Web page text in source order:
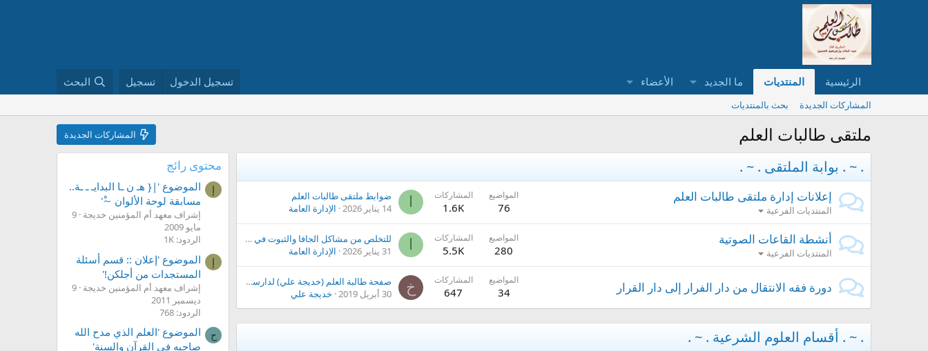
الرئيسية المنتديات ما الجديد الأعضاء تسجيل الدخول تسجيل البحث
المشاركات الجديدة بحث بالمنتديات
ملتقى طالبات العلم المشاركات الجديدة
. ~ . بوابة الملتقى . ~ .
إعلانات إدارة ملتقى طالبات العلم
المنتديات الفرعية
المواضيع
76
المشاركات
1.6K ا
ضوابط ملتقى طالبات العلم
14 يناير 2026
الإدارة العامة
أنشطة القاعات الصوتية
المنتديات الفرعية
المواضيع
280
المشاركات
5.5K ا
للتخلص من مشاكل الجافا والثبوت في القاعة
31 يناير 2026
الإدارة العامة
دورة فقه الانتقال من دار الفرار إلى دار القرار المواضيع
34
المشاركات
647 خ
صفحة طالبة العلم (خديجة علي) لدارسة مقرر الدورة
30 أبريل 2019
خديجة علي
. ~ . أقسام العلوم الشرعية . ~ .
محتوى رائج
إ
الموضوع '|{ هـ ن ـا البدايـ ـ ـة..
مسابقة لوحة الألوان ~ْ'
إشراف معهد أم المؤمنين خديجة 9
مايو 2009
الردود: 1K
إ
الموضوع 'إعلان :: قسم أسئلة
المستجدات من أجلكن!'
إشراف معهد أم المؤمنين خديجة 9
ديسمبر 2011
الردود: 768
ح
الموضوع 'العلم الذي مدح الله
صاحبه في القرآن والسنة'